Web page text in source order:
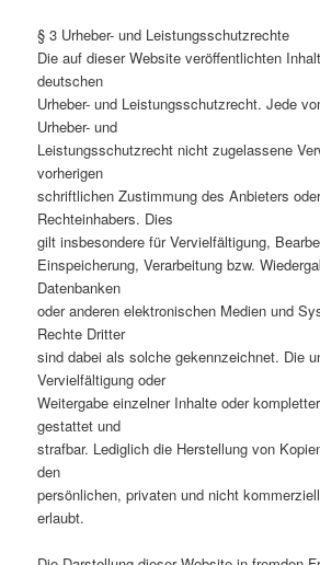
§ 3 Urheber- und Leistungsschutzrechte
Die auf dieser Website veröffentlichten
deutschen
Urheber- und Leistungsschutzrecht. Jede
Urheber- und
Leistungsschutzrecht nicht zugelassene
vorherigen
schriftlichen Zustimmung des Anbieters
Rechteinhabers. Dies
gilt insbesondere für Vervielfältigung,
Einspeicherung, Verarbeitung bzw.
Datenbanken
oder anderen elektronischen Medien und
Rechte Dritter
sind dabei als solche gekennzeichnet. Die
Vervielfältigung oder
Weitergabe einzelner Inhalte oder
gestattet und
strafbar. Lediglich die Herstellung von
den
persönlichen, privaten und nicht
erlaubt.